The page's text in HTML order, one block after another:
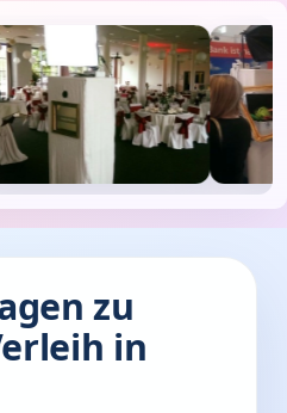
zu
in